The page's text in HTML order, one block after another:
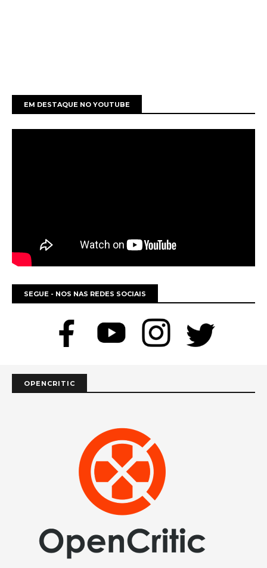
EM DESTAQUE NO YOUTUBE
SEGUE - NOS NAS REDES SOCIAIS
OPENCRITIC